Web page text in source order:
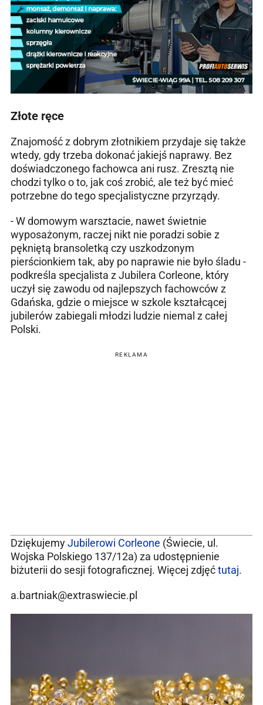
Złote ręce
Znajomość z dobrym złotnikiem przydaje się także
wtedy, gdy trzeba dokonać jakiejś naprawy. Bez
doświadczonego fachowca ani rusz. Zresztą nie
chodzi tylko o to, jak coś zrobić, ale też być mieć
potrzebne do tego specjalistyczne przyrządy.
- W domowym warsztacie, nawet świetnie
wyposażonym, raczej nikt nie poradzi sobie z
pękniętą bransoletką czy uszkodzonym
pierścionkiem tak, aby po naprawie nie było śladu -
podkreśla specjalista z Jubilera Corleone, który
uczył się zawodu od najlepszych fachowców z
Gdańska, gdzie o miejsce w szkole kształcącej
jubilerów zabiegali młodzi ludzie niemal z całej
Polski.
REKLAMA
DziękujemyJubilerowi Corleone (Świecie, ul.
Wojska Polskiego 137/12a) za udostępnienie
biżuterii do sesji fotograficznej. Więcej zdjęćtutaj.
a.bartniak@extraswiecie.pl